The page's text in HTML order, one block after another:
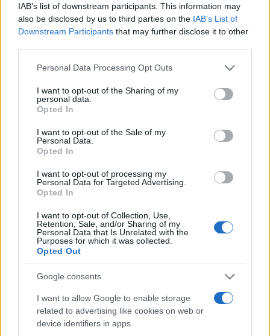
IAB’s list of downstream participants. This information may
also be disclosed by us to third parties on the IAB’s List of
Downstream Participants that may further disclose it to other
Please note that this website/app uses one or more Google
not limited to your visit or usage behaviour. You may click to
grant or deny consent to Google and its third-party tags to
use your data for below specified purposes in below Google
consent section.
Personal Data Processing Opt Outs
I want to opt-out of the Sharing of my
personal data.
Opted In
I want to opt-out of the Sale of my
Personal Data.
Opted In
I want to opt-out of processing my
Personal Data for Targeted Advertising.
Opted In
I want to opt-out of Collection, Use,
Retention, Sale, and/or Sharing of my
Personal Data that Is Unrelated with the
Purposes for which it was collected.
Opted Out
Google consents
I want to allow Google to enable storage
related to advertising like cookies on web or
device identifiers in apps.
akinek különös kapcsolata van a természeten keresztül
istennel. A Dajka (Takács Kati) nem egy tenyeres-talpas
két felnőtt nagyon mély, emberi barátsága.
Júlia pedig önálló személyiség. Felnőtt nő, aki döntéseket
hoz. Merész, kockázatos döntéseket. Abszolút eszénél
van, de közben a szenvedély is munkálkodik benne. Ugye,
hajnalán lévő ember, akik a szexualitást először
tapasztalják meg, hirtelen egymásra csodálkoznak, és
egymáséi lesznek. De mint hogy most egy harminckét
éves Júlia és egy harmincöt éves Rómeó játssza a
főszerepet - a helyzet egészen más. Mi nem fogunk
szüzeket alakítani. Nem ez a lényeges ebben az
előadásban, hanem a szerelem. Az igazi szerelem. Amikor
az ember az igazival találkozik. Mert létezik olyan, hogy
csak harmincon túl jön el az igazi. A mi történetünk erről a
találkozásról szól. Meg arról, hogy a környezetük ehhez